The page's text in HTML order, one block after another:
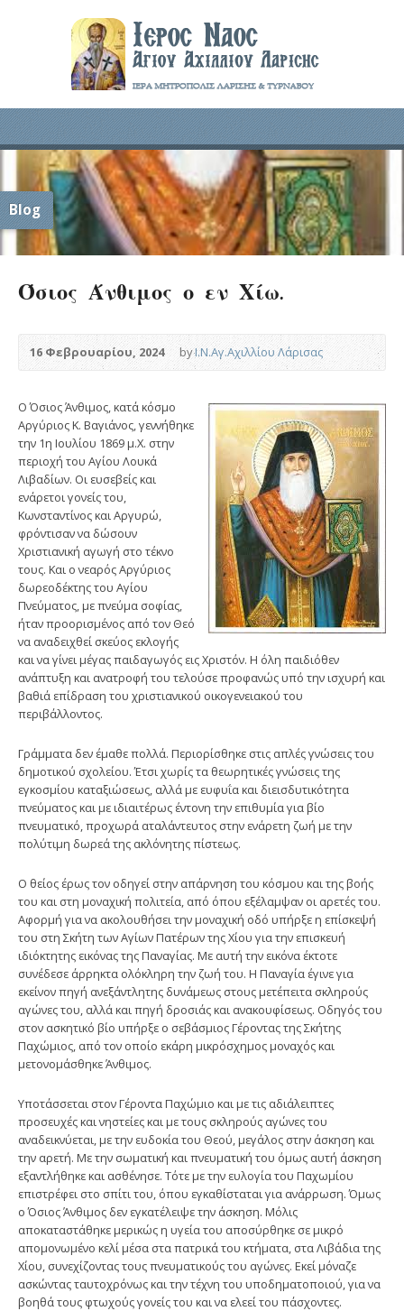
Blog
Όσιος Άνθιμος ο εν Χίω.
16 Φεβρουαρίου, 2024 byΙ.Ν.Αγ.Αχιλλίου Λάρισας
Ο Όσιος Άνθιμος, κατά κόσμο
Αργύριος Κ. Βαγιάνος, γεννήθηκε
την 1η Ιουλίου 1869 μ.Χ. στην
περιοχή του Αγίου Λουκά
Λιβαδίων. Οι ευσεβείς και
ενάρετοι γονείς του,
Κωνσταντίνος και Αργυρώ,
φρόντισαν να δώσουν
Χριστιανική αγωγή στο τέκνο
τους. Και ο νεαρός Αργύριος
δωρεοδέκτης του Αγίου
Πνεύματος, με πνεύμα σοφίας,
ήταν προορισμένος από τον Θεό
να αναδειχθεί σκεύος εκλογής
και να γίνει μέγας παιδαγωγός εις Χριστόν. Η όλη παιδιόθεν
ανάπτυξη και ανατροφή του τελούσε προφανώς υπό την ισχυρή και
βαθιά επίδραση του χριστιανικού οικογενειακού του
περιβάλλοντος.
Γράμματα δεν έμαθε πολλά. Περιορίσθηκε στις απλές γνώσεις του
δημοτικού σχολείου. Έτσι χωρίς τα θεωρητικές γνώσεις της
εγκοσμίου καταξιώσεως, αλλά με ευφυΐα και διεισδυτικότητα
πνεύματος και με ιδιαιτέρως έντονη την επιθυμία για βίο
πνευματικό, προχωρά αταλάντευτος στην ενάρετη ζωή με την
πολύτιμη δωρεά της ακλόνητης πίστεως.
Ο θείος έρως τον οδηγεί στην απάρνηση του κόσμου και της βοής
του και στη μοναχική πολιτεία, από όπου εξέλαμψαν οι αρετές του.
Αφορμή για να ακολουθήσει την μοναχική οδό υπήρξε η επίσκεψή
του στη Σκήτη των Αγίων Πατέρων της Χίου για την επισκευή
ιδιόκτητης εικόνας της Παναγίας. Με αυτή την εικόνα έκτοτε
συνέδεσε άρρηκτα ολόκληρη την ζωή του. Η Παναγία έγινε για
εκείνον πηγή ανεξάντλητης δυνάμεως στους μετέπειτα σκληρούς
αγώνες του, αλλά και πηγή δροσιάς και ανακουφίσεως. Οδηγός του
στον ασκητικό βίο υπήρξε ο σεβάσμιος Γέροντας της Σκήτης
Παχώμιος, από τον οποίο εκάρη μικρόσχημος μοναχός και
μετονομάσθηκε Άνθιμος.
Υποτάσσεται στον Γέροντα Παχώμιο και με τις αδιάλειπτες
προσευχές και νηστείες και με τους σκληρούς αγώνες του
αναδεικνύεται, με την ευδοκία του Θεού, μεγάλος στην άσκηση και
την αρετή. Με την σωματική και πνευματική του όμως αυτή άσκηση
εξαντλήθηκε και ασθένησε. Τότε με την ευλογία του Παχωμίου
επιστρέφει στο σπίτι του, όπου εγκαθίσταται για ανάρρωση. Όμως
ο Όσιος Άνθιμος δεν εγκατέλειψε την άσκηση. Μόλις
αποκαταστάθηκε μερικώς η υγεία του αποσύρθηκε σε μικρό
απομονωμένο κελί μέσα στα πατρικά του κτήματα, στα Λιβάδια της
Χίου, συνεχίζοντας τους πνευματικούς του αγώνες. Εκεί μόναζε
ασκώντας ταυτοχρόνως και την τέχνη του υποδηματοποιού, για να
βοηθά τους φτωχούς γονείς του και να ελεεί του πάσχοντες.